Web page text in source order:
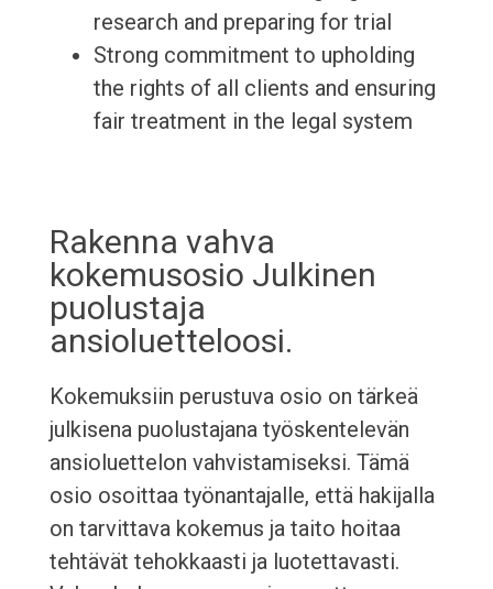
research and preparing for trial
Strong commitment to upholding
the rights of all clients and ensuring
fair treatment in the legal system
Rakenna vahva
kokemusosio Julkinen
puolustaja
ansioluetteloosi.
Kokemuksiin perustuva osio on tärkeä
julkisena puolustajana työskentelevän
ansioluettelon vahvistamiseksi. Tämä
osio osoittaa työnantajalle, että hakijalla
on tarvittava kokemus ja taito hoitaa
tehtävät tehokkaasti ja luotettavasti.